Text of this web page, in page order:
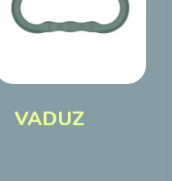
VADUZ